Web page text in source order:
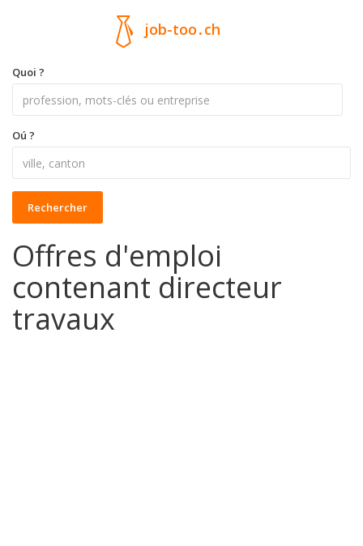
job-too.ch
Quoi ?
Oú ?
Rechercher
Offres d'emploi
contenant directeur
travaux